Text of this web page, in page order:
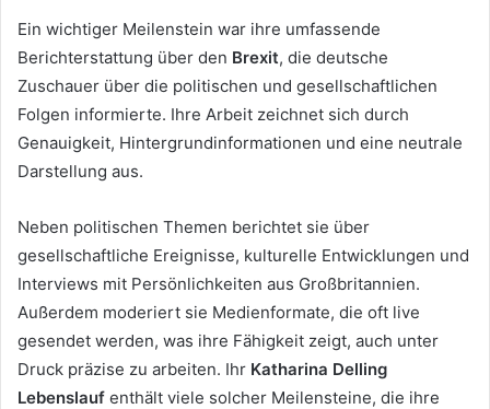
Ein wichtiger Meilenstein war ihre umfassende
Berichterstattung über den Brexit, die deutsche
Zuschauer über die politischen und gesellschaftlichen
Folgen informierte. Ihre Arbeit zeichnet sich durch
Genauigkeit, Hintergrundinformationen und eine neutrale
Darstellung aus.
Neben politischen Themen berichtet sie über
gesellschaftliche Ereignisse, kulturelle Entwicklungen und
Interviews mit Persönlichkeiten aus Großbritannien.
Außerdem moderiert sie Medienformate, die oft live
gesendet werden, was ihre Fähigkeit zeigt, auch unter
Druck präzise zu arbeiten. Ihr Katharina Delling
Lebenslauf enthält viele solcher Meilensteine, die ihre